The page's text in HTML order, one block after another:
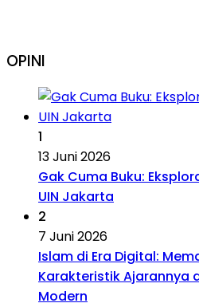
OPINI
1
13 Juni 2026
Gak Cuma Buku:
UIN Jakarta
2
7 Juni 2026
Islam di Era Digital:
Karakteristik Ajarannya
Modern